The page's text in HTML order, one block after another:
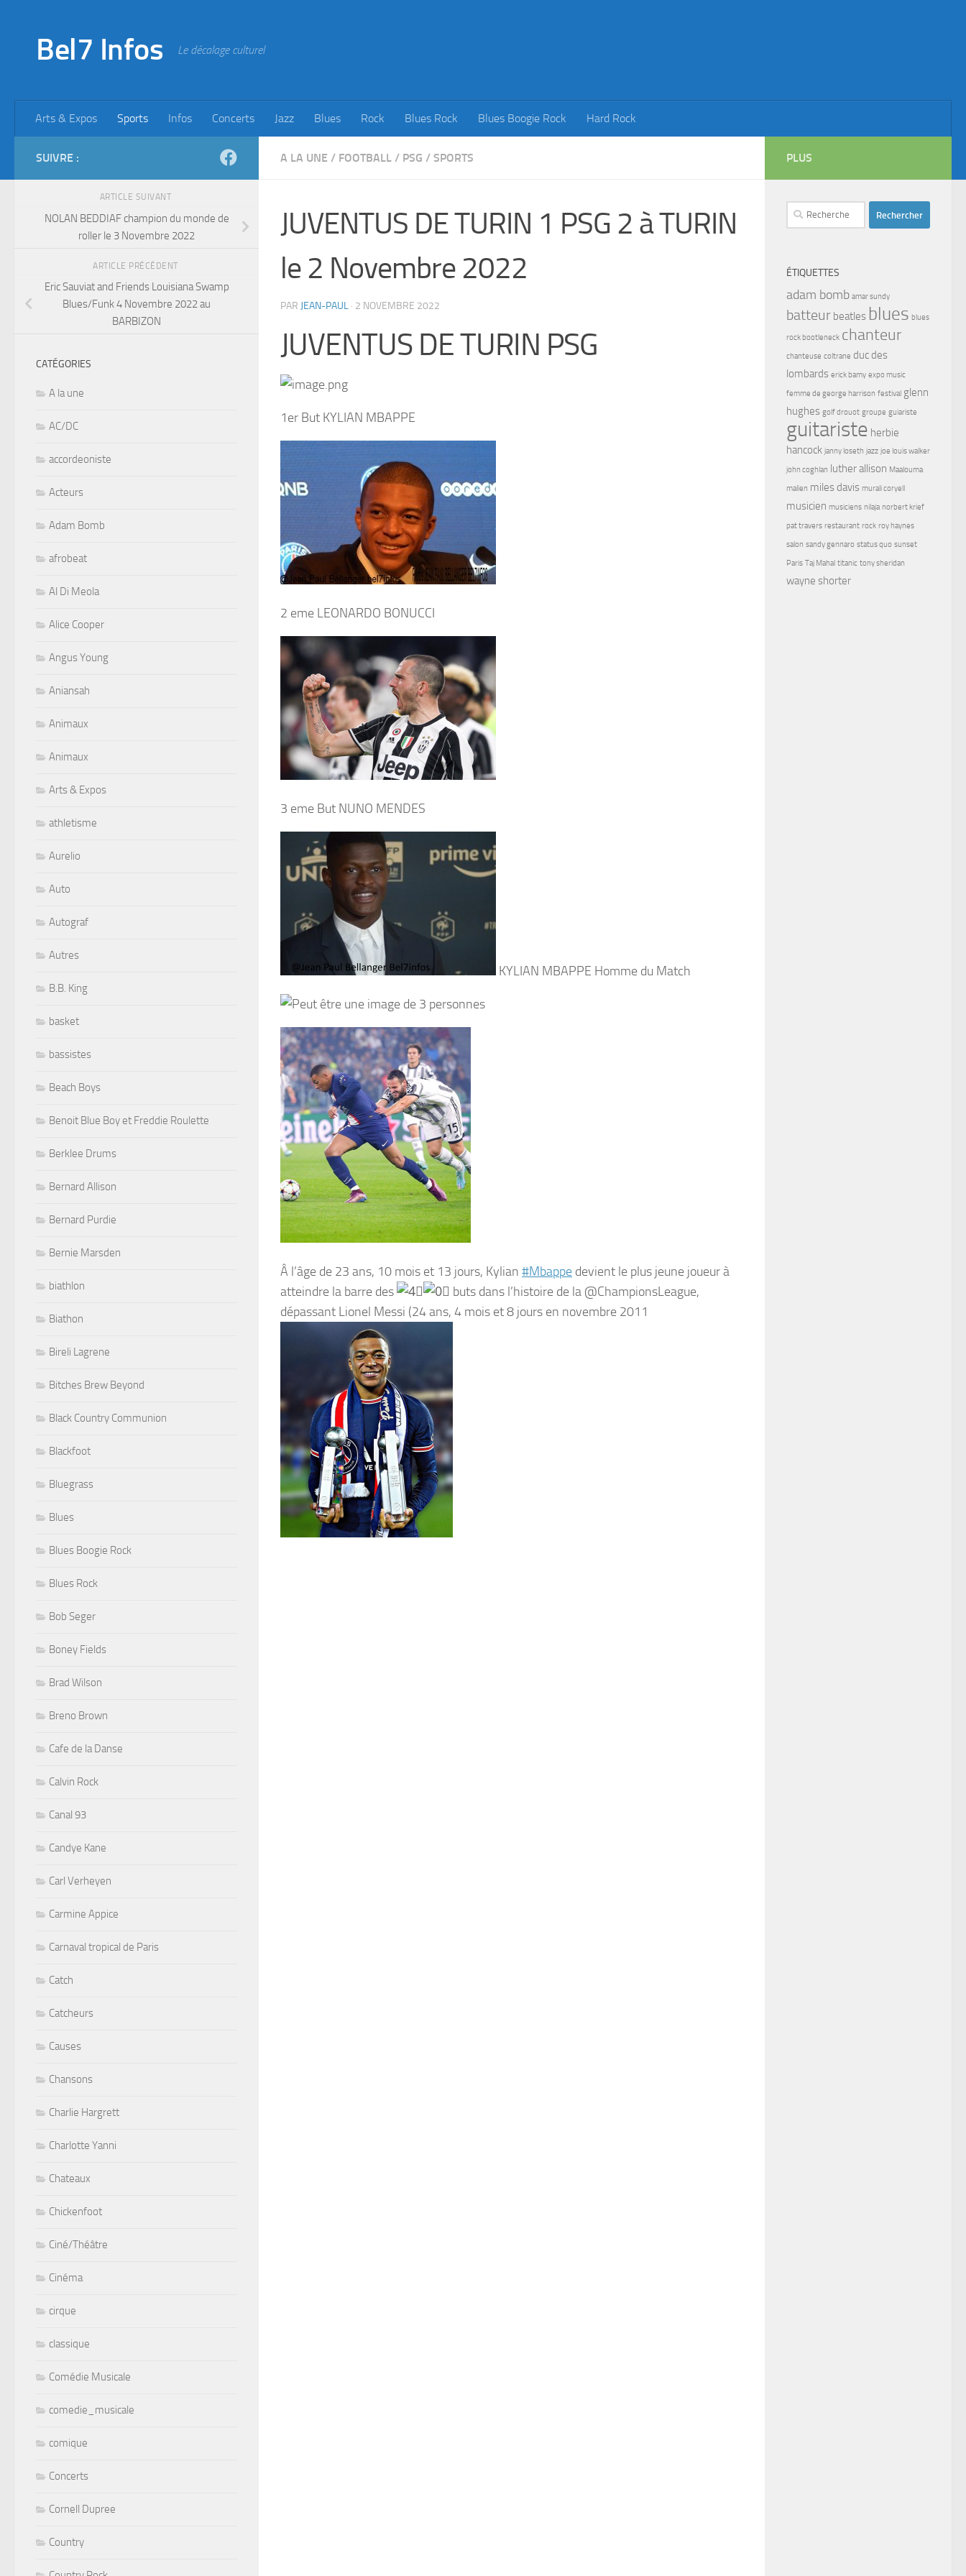
Bel7 Infos Le décalage culturel
Arts & Expos Sports Infos Concerts Jazz Blues Rock Blues Rock Blues Boogie Rock Hard Rock
A LA UNE / FOOTBALL / PSG / SPORTS
JUVENTUS DE TURIN 1 PSG 2 à TURIN
le 2 Novembre 2022
PAR JEAN-PAUL · 2 NOVEMBRE 2022
JUVENTUS DE TURIN PSG
1er But KYLIAN MBAPPE
2 eme LEONARDO BONUCCI
3 eme But NUNO MENDES
KYLIAN MBAPPE Homme du Match
Â l’âge de 23 ans, 10 mois et 13 jours, Kylian #Mbappe devient le plus jeune joueur à
atteindre la barre des
buts dans l’histoire de la @ChampionsLeague,
dépassant Lionel Messi (24 ans, 4 mois et 8 jours en novembre 2011
SUIVRE :
ARTICLE SUIVANT
NOLAN BEDDIAF champion du monde de
roller le 3 Novembre 2022
ARTICLE PRÉCÉDENT
Eric Sauviat and Friends Louisiana Swamp
Blues/Funk 4 Novembre 2022 au
BARBIZON
CATÉGORIES
A la une
AC/DC
accordeoniste
Acteurs
Adam Bomb
afrobeat
Al Di Meola
Alice Cooper
Angus Young
Aniansah
Animaux
Animaux
Arts & Expos
athletisme
Aurelio
Auto
Autograf
Autres
B.B. King
basket
bassistes
Beach Boys
Benoit Blue Boy et Freddie Roulette
Berklee Drums
Bernard Allison
Bernard Purdie
Bernie Marsden
biathlon
Biathon
Bireli Lagrene
Bitches Brew Beyond
Black Country Communion
Blackfoot
Bluegrass
Blues
Blues Boogie Rock
Blues Rock
Bob Seger
Boney Fields
Brad Wilson
Breno Brown
Cafe de la Danse
Calvin Rock
Canal 93
Candye Kane
Carl Verheyen
Carmine Appice
Carnaval tropical de Paris
Catch
Catcheurs
Causes
Chansons
Charlie Hargrett
Charlotte Yanni
Chateaux
Chickenfoot
Ciné/Théâtre
Cinéma
cirque
classique
Comédie Musicale
comedie_musicale
comique
Concerts
Cornell Dupree
Country
PLUS
Rechercher :
ÉTIQUETTES
adam bomb amar sundy
batteur beatles blues blues
rock bootleneck chanteur
chanteuse coltrane duc des
lombards erick bamy expo music
femme de george harrison festival glenn
hughes golf drouot groupe guiariste
guitariste herbie
hancock janny loseth jazz joe louis walker
john coghlan luther allison Maalouma
malien miles davis murali coryell
musicien musiciens nilaja norbert krief
pat travers restaurant rock roy haynes
salon sandy gennaro status quo sunset
Paris Taj Mahal titanic tony sheridan
wayne shorter